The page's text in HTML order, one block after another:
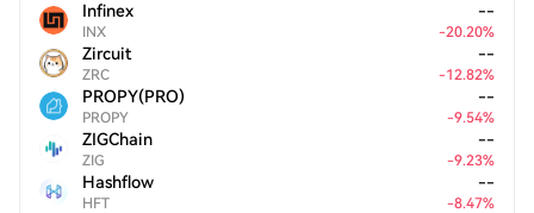
Infinex
INX
--
-20.20%
Zircuit
ZRC
--
-12.82%
PROPY(PRO)
PROPY
--
-9.54%
ZIGChain
ZIG
--
-9.23%
Hashflow
HFT
--
-8.47%